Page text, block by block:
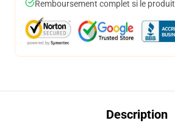
Remboursement complet si le
Description